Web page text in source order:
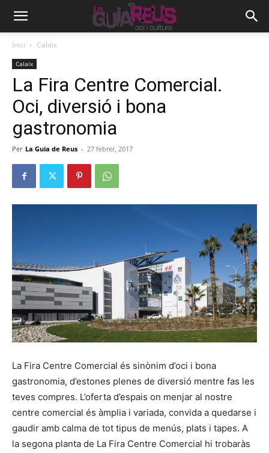
Inici Calaix
Calaix
La Fira Centre Comercial.
Oci, diversió i bona
gastronomia
Per La Guia de Reus - 27 febrer, 2017
La Fira Centre Comercial és sinònim d’oci i bona
gastronomia, d’estones plenes de diversió mentre fas les
teves compres. L’oferta d’espais on menjar al nostre
centre comercial és àmplia i variada, convida a quedarse i
gaudir amb calma de tot tipus de menús, plats i tapes. A
la segona planta de La Fira Centre Comercial hi trobaràs